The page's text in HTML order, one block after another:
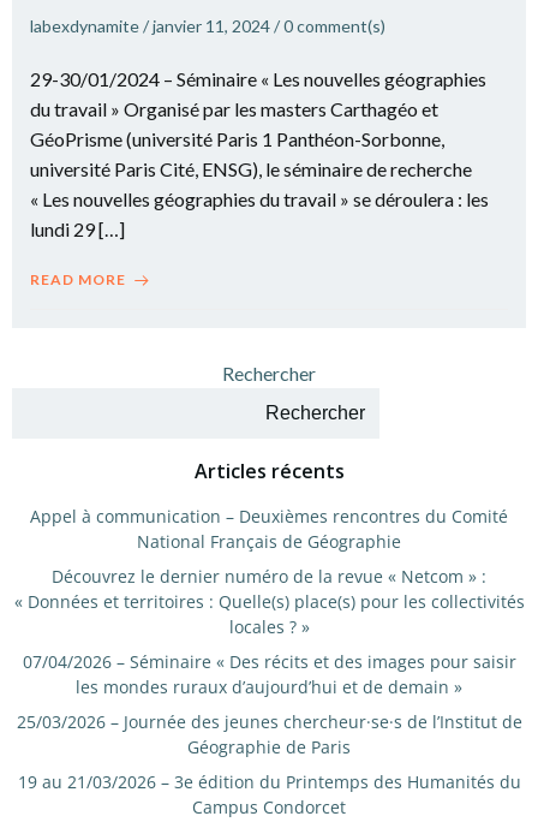
labexdynamite/janvier 11, 2024/0comment(s)
29-30/01/2024 – Séminaire « Les nouvelles géographies
du travail » Organisé par les masters Carthagéo et
GéoPrisme (université Paris 1 Panthéon-Sorbonne,
université Paris Cité, ENSG), le séminaire de recherche
« Les nouvelles géographies du travail » se déroulera : les
lundi 29 […]
READ MORE
Rechercher
Rechercher
Articles récents
Appel à communication – Deuxièmes rencontres du Comité
National Français de Géographie
Découvrez le dernier numéro de la revue « Netcom » :
« Données et territoires : Quelle(s) place(s) pour les collectivités
locales ? »
07/04/2026 – Séminaire « Des récits et des images pour saisir
les mondes ruraux d’aujourd’hui et de demain »
25/03/2026 – Journée des jeunes chercheur·se·s de l’Institut de
Géographie de Paris
19 au 21/03/2026 – 3e édition du Printemps des Humanités du
Campus Condorcet